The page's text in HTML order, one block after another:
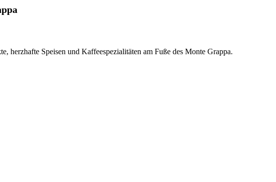
herzhafte Speisen und Kaffeespezialitäten am Fuße des Monte Grappa.